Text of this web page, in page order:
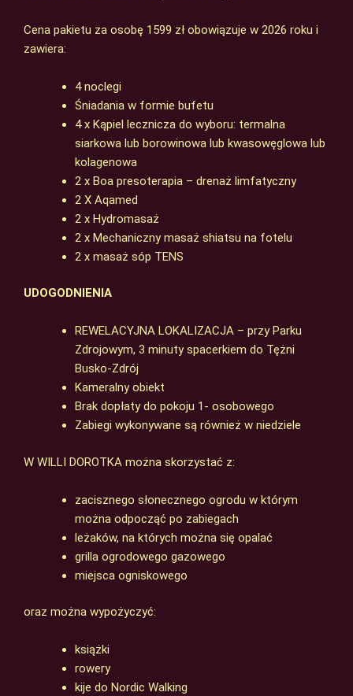
Cena pakietu za osobę 1599 zł obowiązuje w 2026 roku i
zawiera:
4 noclegi
Śniadania w formie bufetu
4 x Kąpiel lecznicza do wyboru: termalna
siarkowa lub borowinowa lub kwasowęglowa lub
kolagenowa
2 x Boa presoterapia – drenaż limfatyczny
2 X Aqamed
2 x Hydromasaż
2 x Mechaniczny masaż shiatsu na fotelu
2 x masaż sóp TENS
UDOGODNIENIA
REWELACYJNA LOKALIZACJA – przy Parku
Zdrojowym, 3 minuty spacerkiem do Tężni
Busko-Zdrój
Kameralny obiekt
Brak dopłaty do pokoju 1- osobowego
Zabiegi wykonywane są również w niedziele
W WILLI DOROTKA można skorzystać z:
zacisznego słonecznego ogrodu w którym
można odpocząć po zabiegach
leżaków, na których można się opalać
grilla ogrodowego gazowego
miejsca ogniskowego
oraz można wypożyczyć:
książki
rowery
kije do Nordic Walking